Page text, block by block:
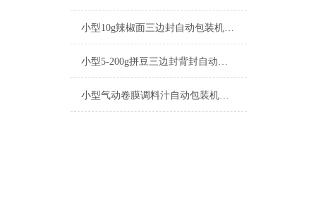
小型10g辣椒面三边封自动包装机产品简介
小型5-200g拼豆三边封背封自动包装机生产厂家
小型气动卷膜调料汁自动包装机操作简单